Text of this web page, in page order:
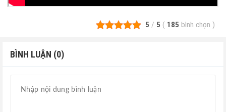
5 / 5 ( 185 bình chọn )
BÌNH LUẬN (0)